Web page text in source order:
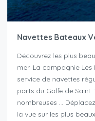
Navettes Bateaux
Découvrez les plus
mer. La compagnie
service de navettes
ports du Golfe de
nombreuses …
la vue sur les plus